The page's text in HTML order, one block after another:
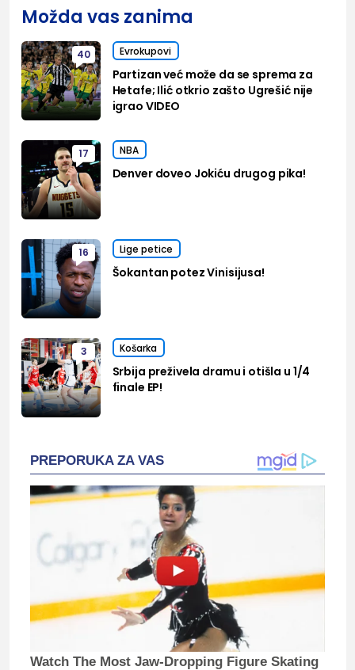
Možda vas zanima
40 Evrokupovi
Partizan već može da se sprema za
Hetafe; Ilić otkrio zašto Ugrešić nije
igrao VIDEO
17 NBA
Denver doveo Jokiću drugog pika!
16 Lige petice
Šokantan potez Vinisijusa!
3 Košarka
Srbija preživela dramu i otišla u 1/4
finale EP!
PREPORUKA ZA VAS
Watch The Most Jaw‑Dropping Figure Skating